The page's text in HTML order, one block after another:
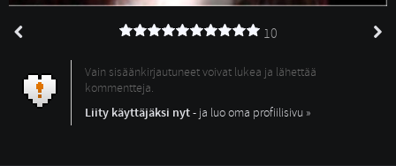
10
Vain sisäänkirjautuneet voivat lukea ja lähettää
kommentteja.
Liity käyttäjäksi nyt- ja luo oma profiilisivu »